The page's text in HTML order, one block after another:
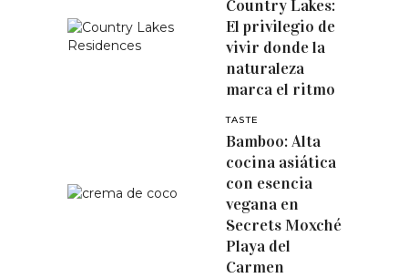
Country Lakes:
El privilegio de
vivir donde la
naturaleza
marca el ritmo
TASTE
Bamboo: Alta
cocina asiática
con esencia
vegana en
Secrets Moxché
Playa del
Carmen